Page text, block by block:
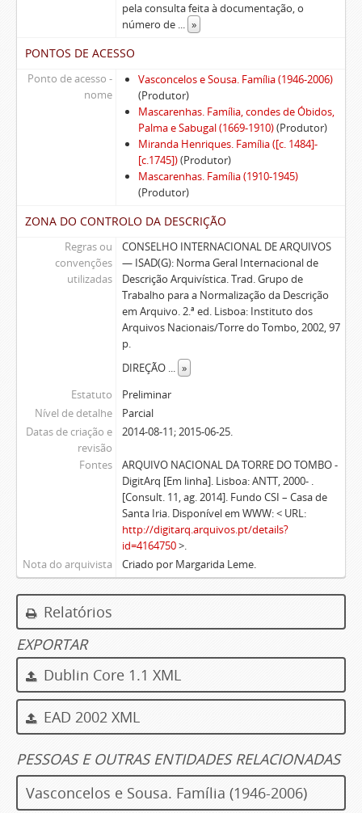
pela consulta feita à documentação, o
número de ... »
PONTOS DE ACESSO
Ponto de acesso -
nome
Vasconcelos e Sousa. Família (1946-2006)
(Produtor)
Mascarenhas. Família, condes de Óbidos,
Palma e Sabugal (1669-1910)(Produtor)
Miranda Henriques. Família ([c. 1484]-
[c.1745])(Produtor)
Mascarenhas. Família (1910-1945)
(Produtor)
ZONA DO CONTROLO DA DESCRIÇÃO
Regras ou
convenções
utilizadas
CONSELHO INTERNACIONAL DE ARQUIVOS
— ISAD(G): Norma Geral Internacional de
Descrição Arquivística. Trad. Grupo de
Trabalho para a Normalização da Descrição
em Arquivo. 2.ª ed. Lisboa: Instituto dos
Arquivos Nacionais/Torre do Tombo, 2002, 97
p.
DIREÇÃO ... »
Estatuto
Preliminar
Nível de detalhe
Parcial
Datas de criação e
revisão
2014-08-11; 2015-06-25.
Fontes
ARQUIVO NACIONAL DA TORRE DO TOMBO -
DigitArq [Em linha]. Lisboa: ANTT, 2000- .
[Consult. 11, ag. 2014]. Fundo CSI – Casa de
Santa Iria. Disponível em WWW: < URL:
http://digitarq.arquivos.pt/details?
id=4164750>.
Nota do arquivista
Criado por Margarida Leme.
Relatórios
EXPORTAR
Dublin Core 1.1 XML
EAD 2002 XML
PESSOAS E OUTRAS ENTIDADES RELACIONADAS
Vasconcelos e Sousa. Família (1946-2006)